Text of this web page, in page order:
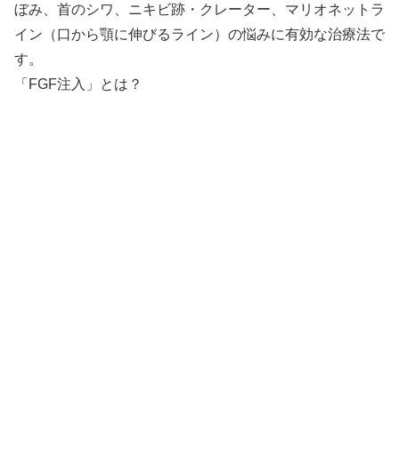
ぼみ、首のシワ、ニキビ跡・クレーター、マリオネットラ
イン（口から顎に伸びるライン）の悩みに有効な治療法で
す。
「FGF注入」とは？